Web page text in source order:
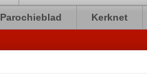
Parochieblad Kerknet